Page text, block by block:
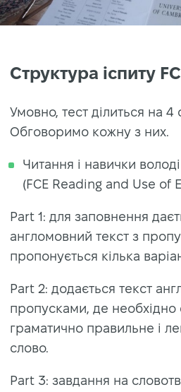
Структура іспиту
Умовно, тест ділиться на 4
Обговоримо кожну з них.
Читання і навички
(FCE Reading and Use of
Part 1: для заповнення
англомовний текст з
пропонується кілька
Part 2: додається текст
пропусками, де необхідно
граматично правильне і
слово.
Part 3: завдання на